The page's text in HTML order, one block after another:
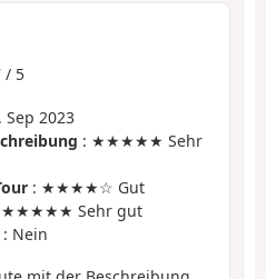
/ 5
Sep 2023
: ★★★★★ Sehr
: ★★★★☆ Gut
★★★★★ Sehr gut
: Nein